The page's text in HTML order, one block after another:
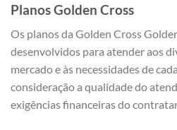
Planos Golden Cross
Os planos da Golden Cross
desenvolvidos para atender aos
mercado e às necessidades de
consideração a qualidade do
exigências financeiras do